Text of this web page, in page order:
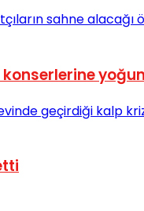
konserlerine